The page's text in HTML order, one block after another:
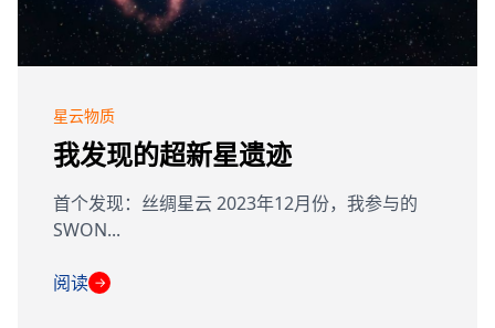
星云物质
我发现的超新星遗迹
首个发现：丝绸星云 2023年12月份，我参与的
SWON...
阅读 →